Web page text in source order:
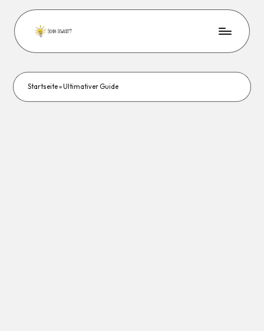
Startseite»Ultimativer Guide